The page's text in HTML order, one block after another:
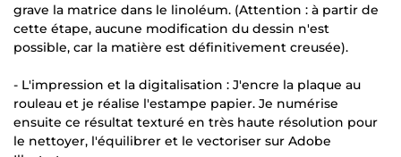
grave la matrice dans le linoléum. (Attention : à partir de
cette étape, aucune modification du dessin n'est
possible, car la matière est définitivement creusée).
- L'impression et la digitalisation : J'encre la plaque au
rouleau et je réalise l'estampe papier. Je numérise
ensuite ce résultat texturé en très haute résolution pour
le nettoyer, l'équilibrer et le vectoriser sur Adobe